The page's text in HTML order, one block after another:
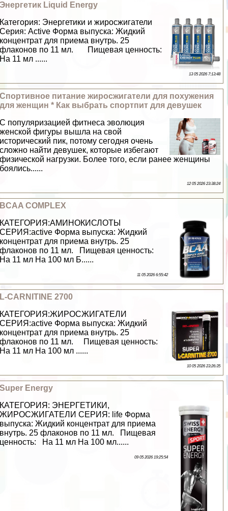
Энергетик Liquid Energy
Категория: Энергетики и жиросжигатели
Серия: Active Форма выпуска: Жидкий
концентрат для приема внутрь. 25
флаконов по 11 мл. Пищевая ценность:
На 11 мл ......
13 05 2026 7:13:48
Спортивное питание жиросжигатели для похужения
для женщин * Как выбрать спортпит для дeвyшек
С популяризацией фитнеса эволюция
женской фигуры вышла на свой
исторический пик, потому сегодня очень
сложно найти дeвyшек, которые избегают
физической нагрузки. Более того, если ранее женщины
боялись......
12 05 2026 23:38:24
BCAA COMPLEX
КАТЕГОРИЯ:АМИНОКИСЛОТЫ
СЕРИЯ:active Форма выпуска: Жидкий
концентрат для приема внутрь. 25
флаконов по 11 мл. Пищевая ценность:
На 11 мл На 100 мл Б......
11 05 2026 6:55:42
L-CARNITINE 2700
КАТЕГОРИЯ:ЖИРОСЖИГАТЕЛИ
СЕРИЯ:active Форма выпуска: Жидкий
концентрат для приема внутрь. 25
флаконов по 11 мл. Пищевая ценность:
На 11 мл На 100 мл ......
10 05 2026 23:26:35
Super Energy
КАТЕГОРИЯ: ЭНЕРГЕТИКИ,
ЖИРОСЖИГАТЕЛИ СЕРИЯ: life Форма
выпуска: Жидкий концентрат для приема
внутрь. 25 флаконов по 11 мл. Пищевая
ценность: На 11 мл На 100 мл......
09 05 2026 19:25:54